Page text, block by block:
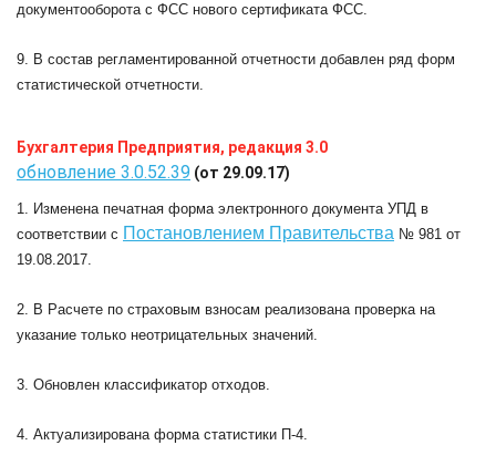
документооборота с ФСС нового сертификата ФСС.
9. В состав регламентированной отчетности добавлен ряд форм
статистической отчетности.
Бухгалтерия Предприятия, редакция 3.0
обновление 3.0.52.39 (от 29.09.17)
1. Изменена печатная форма электронного документа УПД в
соответствии с Постановлением Правительства № 981 от
19.08.2017.
2. В Расчете по страховым взносам реализована проверка на
указание только неотрицательных значений.
3. Обновлен классификатор отходов.
4. Актуализирована форма статистики П-4.